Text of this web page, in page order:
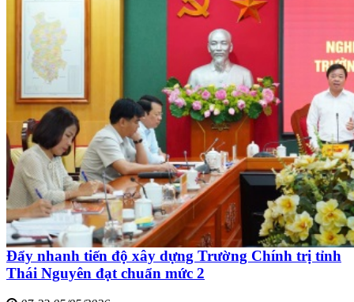
Đẩy nhanh tiến độ xây dựng Trường Chính trị tỉnh
Thái Nguyên đạt chuẩn mức 2